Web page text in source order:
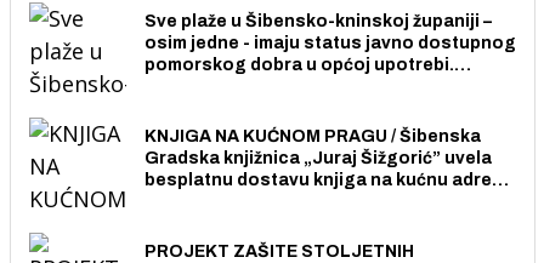
Sve plaže u Šibensko-kninskoj županiji –
osim jedne - imaju status javno dostupnog
pomorskog dobra u općoj upotrebi.
KNJIGA NA KUĆNOM PRAGU / Šibenska
Gradska knjižnica „Juraj Šižgorić” uvela
besplatnu dostavu knjiga na kućnu adresu
PROJEKT ZAŠITE STOLJETNIH